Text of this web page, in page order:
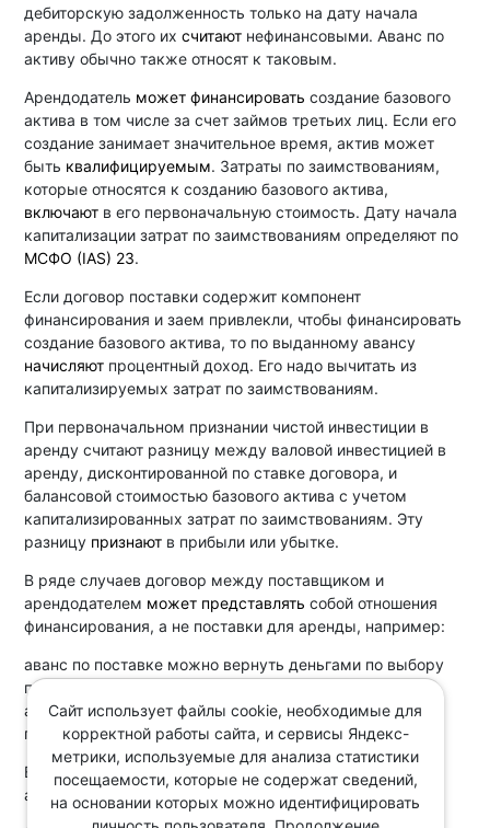
дебиторскую задолженность только на дату начала
аренды. До этого их считаютнефинансовыми. Аванс по
активу обычно также относят к таковым.
Арендодатель может финансировать создание базового
актива в том числе за счет займов третьих лиц. Если его
создание занимает значительное время, актив может
быть квалифицируемым. Затраты по заимствованиям,
которые относятся к созданию базового актива,
включаютв его первоначальную стоимость. Дату начала
капитализации затрат по заимствованиям определяют по
МСФО (IAS) 23.
Если договор поставки содержит компонент
финансирования и заем привлекли, чтобы финансировать
создание базового актива, то по выданному авансу
начисляютпроцентный доход. Его надо вычитать из
капитализируемых затрат по заимствованиям.
При первоначальном признании чистой инвестиции в
аренду считают разницу между валовой инвестицией в
аренду, дисконтированной по ставке договора, и
балансовой стоимостью базового актива с учетом
капитализированных затрат по заимствованиям. Эту
разницу признаютв прибыли или убытке.
В ряде случаев договор между поставщиком и
арендодателем может представлять собой отношения
финансирования, а не поставки для аренды, например:
аванс по поставке можно вернуть деньгами по выбору
поставщика или арендодателя;
арендодатель выступает агентом арендатора и
предоставляет ему заем на покупку актива.
В таких случаях арендодатель отражает финансовый
актив по МСФО (IFRS) 9 "Финансовые инструменты".
Сайт использует файлы cookie, необходимые для
корректной работы сайта, и сервисы Яндекс-
метрики, используемые для анализа статистики
посещаемости, которые не содержат сведений,
на основании которых можно идентифицировать